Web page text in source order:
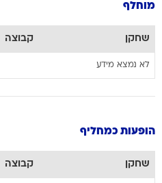
מוחלף
שחקן קבוצה
לא נמצא מידע
הופעות כמחליף
שחקן קבוצה